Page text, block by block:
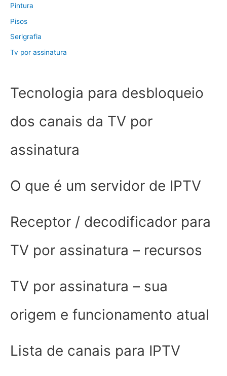
Pintura
Pisos
Serigrafia
Tv por assinatura
Tecnologia para desbloqueio
dos canais da TV por
assinatura
O que é um servidor de IPTV
Receptor / decodificador para
TV por assinatura – recursos
TV por assinatura – sua
origem e funcionamento atual
Lista de canais para IPTV